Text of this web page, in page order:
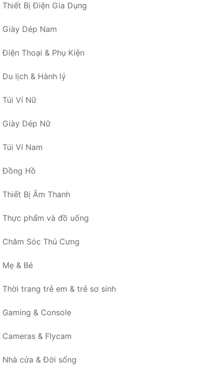
Thiết Bị Điện Gia Dụng
Giày Dép Nam
Điện Thoại & Phụ Kiện
Du lịch & Hành lý
Túi Ví Nữ
Giày Dép Nữ
Túi Ví Nam
Đồng Hồ
Thiết Bị Âm Thanh
Thực phẩm và đồ uống
Chăm Sóc Thú Cưng
Mẹ & Bé
Thời trang trẻ em & trẻ sơ sinh
Gaming & Console
Cameras & Flycam
Nhà cửa & Đời sống